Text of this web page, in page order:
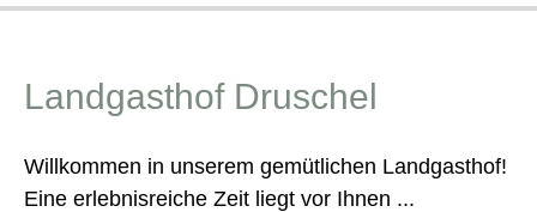
Landgasthof Druschel
Willkommen in unserem gemütlichen Landgasthof!
Eine erlebnisreiche Zeit liegt vor Ihnen ...